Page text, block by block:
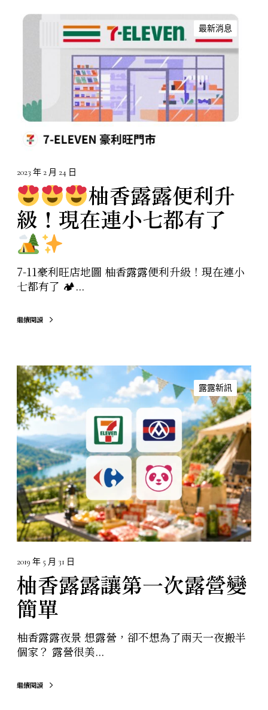
便
升
！
現
在
連
小
七
都
有
了
最新消息
2023 年 2 月 24 日
柚香露露便利升
級！現在連小七都有了
7-11豪利旺店地圖 柚香露露便利升級！現在連小
七都有了 🏕...
繼續閱讀
柚
香
露
露
讓
第
一
次
露
營
變
簡
單
露露新訊
2019 年 5 月 31 日
柚香露露讓第一次露營變
簡單
柚香露露夜景 想露營，卻不想為了兩天一夜搬半
個家？ 露營很美...
繼續閱讀